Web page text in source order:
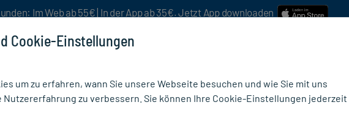
Im Web ab 55€ | In der App ab 35€. Jetzt App downloaden
Cookie-Einstellungen
um zu erfahren, wann Sie unsere Webseite besuchen und wie Sie mit uns
Nutzererfahrung zu verbessern. Sie können Ihre Cookie-Einstellungen jederzeit